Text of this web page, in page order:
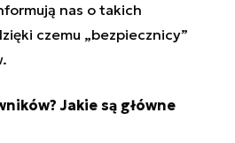
nas o takich
czemu „bezpiecznicy”
Jakie są główne